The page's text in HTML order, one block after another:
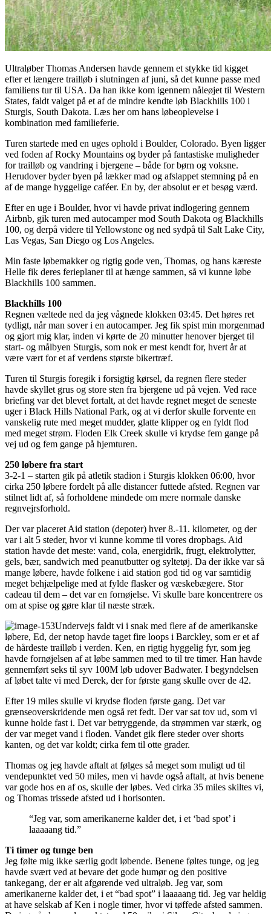
Ultraløber Thomas Andersen havde gennem et stykke tid kigget
efter et længere trailløb i slutningen af juni, så det kunne passe med
familiens tur til USA. Da han ikke kom igennem nåleøjet til Western
States, faldt valget på et af de mindre kendte løb Blackhills 100 i
Sturgis, South Dakota. Læs her om hans løbeoplevelse i
kombination med familieferie.
Turen startede med en uges ophold i Boulder, Colorado. Byen ligger
ved foden af Rocky Mountains og byder på fantastiske muligheder
for trailløb og vandring i bjergene – både for børn og voksne.
Herudover byder byen på lækker mad og afslappet stemning på en
af de mange hyggelige caféer. En by, der absolut er et besøg værd.
Efter en uge i Boulder, hvor vi havde privat indlogering gennem
Airbnb, gik turen med autocamper mod South Dakota og Blackhills
100, og derpå videre til Yellowstone og ned sydpå til Salt Lake City,
Las Vegas, San Diego og Los Angeles.
Min faste løbemakker og rigtig gode ven, Thomas, og hans kæreste
Helle fik deres ferieplaner til at hænge sammen, så vi kunne løbe
Blackhills 100 sammen.
Blackhills 100
Regnen væltede ned da jeg vågnede klokken 03:45. Det høres ret
tydligt, når man sover i en autocamper. Jeg fik spist min morgenmad
og gjort mig klar, inden vi kørte de 20 minutter henover bjerget til
start- og målbyen Sturgis, som nok er mest kendt for, hvert år at
være vært for et af verdens største bikertræf.
Turen til Sturgis foregik i forsigtig kørsel, da regnen flere steder
havde skyllet grus og store sten fra bjergene ud på vejen. Ved race
briefing var det blevet fortalt, at det havde regnet meget de seneste
uger i Black Hills National Park, og at vi derfor skulle forvente en
vanskelig rute med meget mudder, glatte klipper og en fyldt flod
med meget strøm. Floden Elk Creek skulle vi krydse fem gange på
vej ud og fem gange på hjemturen.
250 løbere fra start
3-2-1 – starten gik på atletik stadion i Sturgis klokken 06:00, hvor
cirka 250 løbere fordelt på alle distancer futtede afsted. Regnen var
stilnet lidt af, så forholdene mindede om mere normale danske
regnvejrsforhold.
Der var placeret Aid station (depoter) hver 8.-11. kilometer, og der
var i alt 5 steder, hvor vi kunne komme til vores dropbags. Aid
station havde det meste: vand, cola, energidrik, frugt, elektrolytter,
gels, bær, sandwich med peanutbutter og syltetøj. Da der ikke var så
mange løbere, havde folkene i aid station god tid og var samtidig
meget behjælpelige med at fylde flasker og væskebægere. Stor
cadeau til dem – det var en fornøjelse. Vi skulle bare koncentrere os
om at spise og gøre klar til næste stræk.
Undervejs faldt vi i snak med flere af de amerikanske
løbere, Ed, der netop havde taget fire loops i Barckley, som er et af
de hårdeste trailløb i verden. Ken, en rigtig hyggelig fyr, som jeg
havde fornøjelsen af at løbe sammen med to til tre timer. Han havde
gennemført seks til syv 100M løb udover Badwater. I begyndelsen
af løbet talte vi med Derek, der for første gang skulle over de 42.
Efter 19 miles skulle vi krydse floden første gang. Det var
grænseoverskridende men også ret fedt. Der var sat tov ud, som vi
kunne holde fast i. Det var betryggende, da strømmen var stærk, og
der var meget vand i floden. Vandet gik flere steder over shorts
kanten, og det var koldt; cirka fem til otte grader.
Thomas og jeg havde aftalt at følges så meget som muligt ud til
vendepunktet ved 50 miles, men vi havde også aftalt, at hvis benene
var gode hos en af os, skulle der løbes. Ved cirka 35 miles skiltes vi,
og Thomas trissede afsted ud i horisonten.
“Jeg var, som amerikanerne kalder det, i et ‘bad spot’ i
laaaaang tid.”
Ti timer og tunge ben
Jeg følte mig ikke særlig godt løbende. Benene føltes tunge, og jeg
havde svært ved at bevare det gode humør og den positive
tankegang, der er alt afgørende ved ultraløb. Jeg var, som
amerikanerne kalder det, i et “bad spot” i laaaaang tid. Jeg var heldig
at have selskab af Ken i nogle timer, hvor vi tøffede afsted sammen.